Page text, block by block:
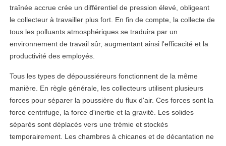
traînée accrue crée un différentiel de pression élevé, obligeant
le collecteur à travailler plus fort. En fin de compte, la collecte de
tous les polluants atmosphériques se traduira par un
environnement de travail sûr, augmentant ainsi l'efficacité et la
productivité des employés.
Tous les types de dépoussiéreurs fonctionnent de la même
manière. En règle générale, les collecteurs utilisent plusieurs
forces pour séparer la poussière du flux d'air. Ces forces sont la
force centrifuge, la force d'inertie et la gravité. Les solides
séparés sont déplacés vers une trémie et stockés
temporairement. Les chambres à chicanes et de décantation ne